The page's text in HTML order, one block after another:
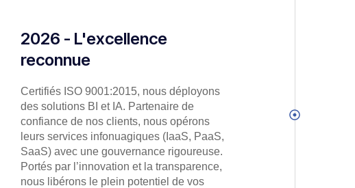
2026 - L'excellence
reconnue
Certifiés ISO 9001:2015, nous déployons
des solutions BI et IA. Partenaire de
confiance de nos clients, nous opérons
leurs services infonuagiques (IaaS, PaaS,
SaaS) avec une gouvernance rigoureuse.
Portés par l’innovation et la transparence,
nous libérons le plein potentiel de vos